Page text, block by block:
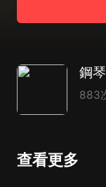
鋼
883
查看更多